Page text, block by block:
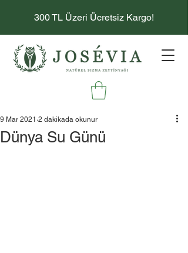
300 TL Üzeri Ücretsiz Kargo!
Dünya Su Günü
9 Mar 2021 2 dakikada okunur